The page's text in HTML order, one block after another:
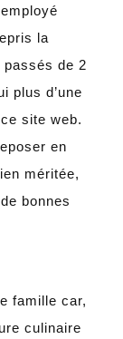
la
de 2
plus d’une
site web.
en
méritée,
bonnes
famille car,
culinaire